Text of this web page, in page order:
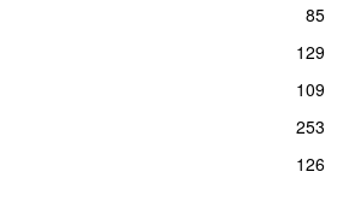
85
129
109
253
126